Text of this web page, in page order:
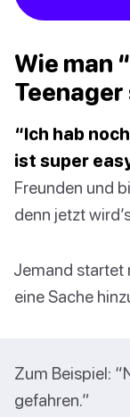
Wie man
“Ich hab
ist super
Freunden und
denn jetzt
Jemand startet
eine Sache
Zum Beispiel:
gefahren.”